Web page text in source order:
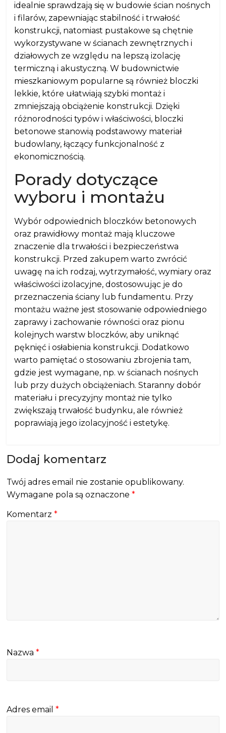
idealnie sprawdzają się w budowie ścian nośnych
i filarów, zapewniając stabilność i trwałość
konstrukcji, natomiast pustakowe są chętnie
wykorzystywane w ścianach zewnętrznych i
działowych ze względu na lepszą izolację
termiczną i akustyczną. W budownictwie
mieszkaniowym popularne są również bloczki
lekkie, które ułatwiają szybki montaż i
zmniejszają obciążenie konstrukcji. Dzięki
różnorodności typów i właściwości, bloczki
betonowe stanowią podstawowy materiał
budowlany, łączący funkcjonalność z
ekonomicznością.
Porady dotyczące
wyboru i montażu
Wybór odpowiednich bloczków betonowych
oraz prawidłowy montaż mają kluczowe
znaczenie dla trwałości i bezpieczeństwa
konstrukcji. Przed zakupem warto zwrócić
uwagę na ich rodzaj, wytrzymałość, wymiary oraz
właściwości izolacyjne, dostosowując je do
przeznaczenia ściany lub fundamentu. Przy
montażu ważne jest stosowanie odpowiedniego
zaprawy i zachowanie równości oraz pionu
kolejnych warstw bloczków, aby uniknąć
pęknięć i osłabienia konstrukcji. Dodatkowo
warto pamiętać o stosowaniu zbrojenia tam,
gdzie jest wymagane, np. w ścianach nośnych
lub przy dużych obciążeniach. Staranny dobór
materiału i precyzyjny montaż nie tylko
zwiększają trwałość budynku, ale również
poprawiają jego izolacyjność i estetykę.
Dodaj komentarz
Twój adres email nie zostanie opublikowany.
Wymagane pola są oznaczone*
Komentarz*
Nazwa*
Adres email*